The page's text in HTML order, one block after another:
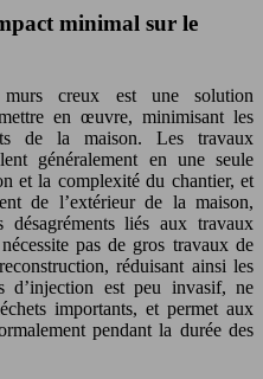
minimal sur le
creux est une solution
en œuvre, minimisant les
de la maison. Les travaux
généralement en une seule
et la complexité du chantier, et
de l’extérieur de la maison,
liés aux travaux
pas de gros travaux de
réduisant ainsi les
d’injection est peu invasif, ne
importants, et permet aux
pendant la durée des